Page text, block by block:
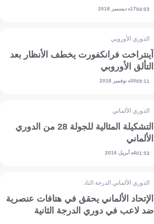
04:0317 ديسمبر 2018
الدوري الأوروبي
آينتراخت فرانكفورت يخطف الأنظار بعد
التألق الأوروبي
09:1130 نوفمبر 2018
الدوري الألماني
التشكيلة المثالية للجولة 28 من الدوري
الألماني
01:534 أبريل 2016
الدوري الألماني الدرجة الثانية
الإتحاد الألماني يحقق في هتافات عنصرية
ضد لاعب في دوري الدرجة الثانية